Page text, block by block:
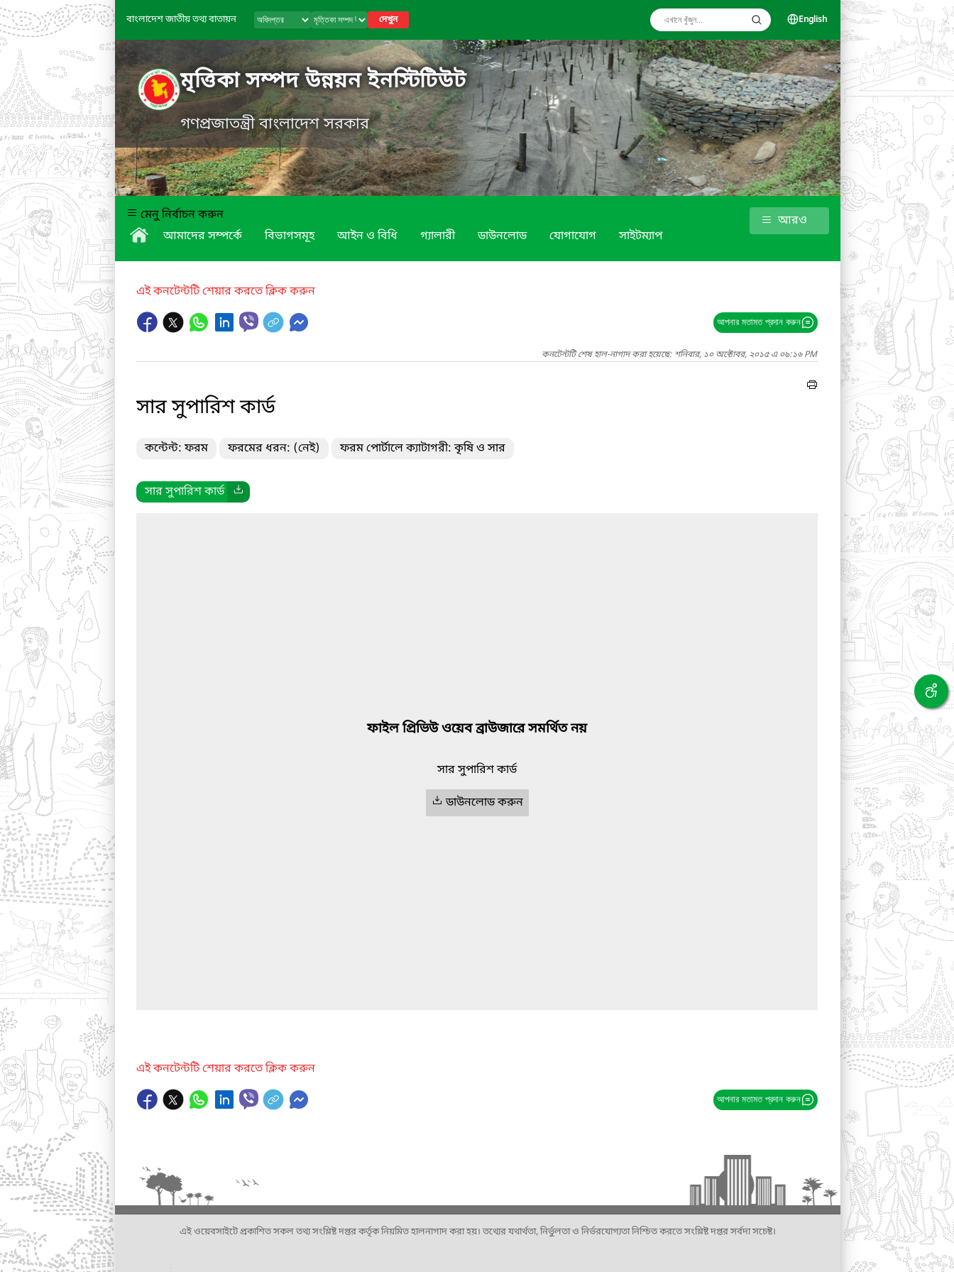
বাংলাদেশ জাতীয় তথ্য বাতায়ন দেখুন English
মৃত্তিকা সম্পদ উন্নয়ন ইনস্টিটিউট
গণপ্রজাতন্ত্রী বাংলাদেশ সরকার
মেনু নির্বাচন করুন
আমাদের সম্পর্কে
বিভাগসমূহ আইন ও বিধি গ্যালারী ডাউনলোড যোগাযোগ সাইটম্যাপ
আরও
এই কনটেন্টটি শেয়ার করতে ক্লিক করুন
আপনার মতামত প্রদান করুন
কনটেন্টটি শেষ হাল-নাগাদ করা হয়েছে: শনিবার, ১০ অক্টোবর, ২০১৫ এ ০৯:১৬ PM
সার সুপারিশ কার্ড
কন্টেন্ট: ফরম ফরমের ধরন: (নেই) ফরম পোর্টালে ক্যাটাগরী: কৃষি ও সার
সার সুপারিশ কার্ড
ফাইল প্রিভিউ ওয়েব ব্রাউজারে সমর্থিত নয়
সার সুপারিশ কার্ড
ডাউনলোড করুন
এই কনটেন্টটি শেয়ার করতে ক্লিক করুন
আপনার মতামত প্রদান করুন
এই ওয়েবসাইটে প্রকাশিত সকল তথ্য সংশ্লিষ্ট দপ্তর কর্তৃক নিয়মিত হালনাগাদ করা হয়। তথ্যের যথার্থতা, নির্ভুলতা ও নির্ভরযোগ্যতা নিশ্চিত করতে সংশ্লিষ্ট দপ্তর সর্বদা সচেষ্ট।